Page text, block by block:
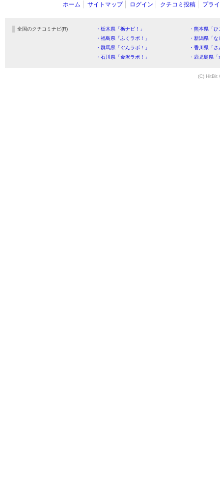
ホーム サイトマップ ログイン クチコミ投稿 プラ
全国のクチコミナビ(R) ・栃木県「栃ナビ！」
・熊本県「
・福島県「ふくラボ！」
・新潟県「
・群馬県「ぐんラボ！」
・香川県「
・石川県「金沢ラボ！」
・鹿児島県
(C) HitBit